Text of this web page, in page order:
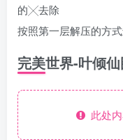
的╳去除
按照第一层解压的方式
完美世界-叶倾
此处内